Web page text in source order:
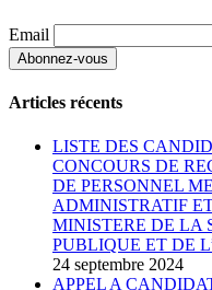
Email
Articles récents
LISTE DES
CONCOURS DE
DE PERSONNEL
ADMINISTRATIF
MINISTERE DE LA
PUBLIQUE ET DE
24 septembre 2024
APPEL A